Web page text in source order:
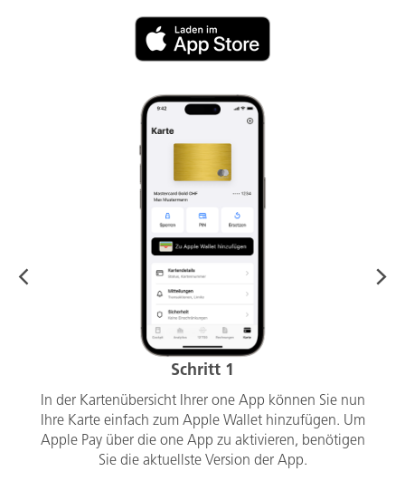
Schritt 1
In der Kartenübersicht Ihrer one App können Sie nun
Ihre Karte einfach zum Apple Wallet hinzufügen. Um
Apple Pay über die one App zu aktivieren, benötigen
Sie die aktuellste Version der App.